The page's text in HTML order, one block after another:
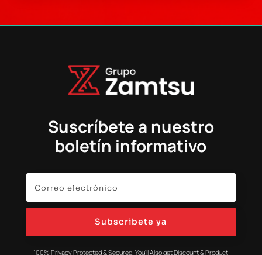
Suscríbete a nuestro
boletín informativo
Subscribete ya
100% Privacy Protected & Secured. You'll Also get Discount & Product